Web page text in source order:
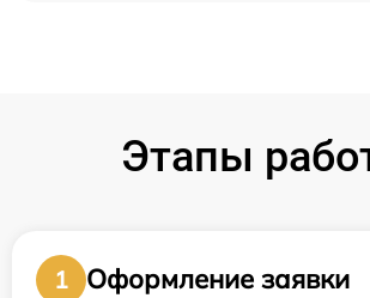
Этапы
1
Оформление заявки